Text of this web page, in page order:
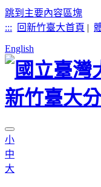
跳到主要內容區塊
:::
回新竹臺大首頁 |
English
小
中
大